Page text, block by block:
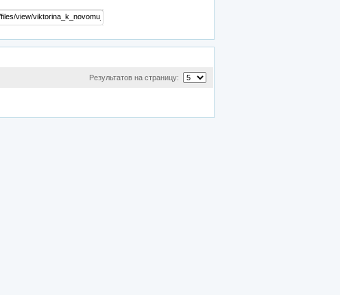
Результатов на страницу: